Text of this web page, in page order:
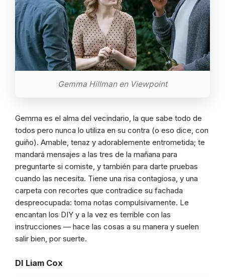
Gemma Hillman en Viewpoint
Gemma es el alma del vecindario, la que sabe todo de
todos pero nunca lo utiliza en su contra (o eso dice, con
guiño). Amable, tenaz y adorablemente entrometida; te
mandará mensajes a las tres de la mañana para
preguntarte si comiste, y también para darte pruebas
cuando las necesita. Tiene una risa contagiosa, y una
carpeta con recortes que contradice su fachada
despreocupada: toma notas compulsivamente. Le
encantan los DIY y a la vez es terrible con las
instrucciones — hace las cosas a su manera y suelen
salir bien, por suerte.
DI Liam Cox